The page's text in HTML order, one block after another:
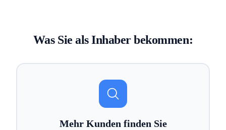
Was Sie als Inhaber bekommen:
Mehr Kunden finden Sie